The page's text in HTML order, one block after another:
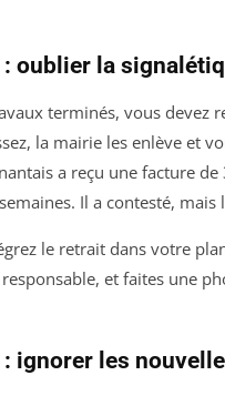
: oublier la
terminés, vous devez
la mairie les enlève et
a reçu une facture
Il a contesté,
le retrait dans votre
et faites une
: ignorer les